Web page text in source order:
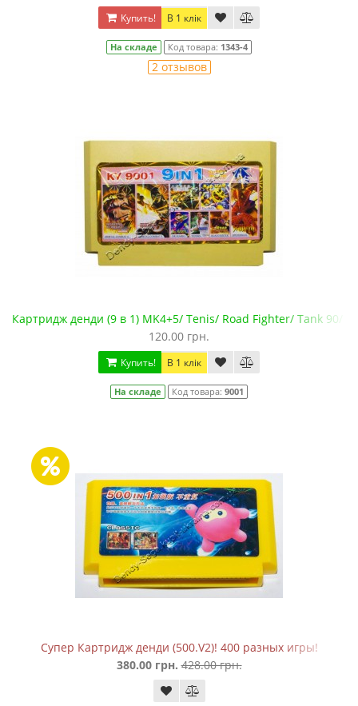
Купить! В 1 клік
На складе Код товара: 1343-4
2 отзывов
Картридж денди (9 в 1) MK4+5/ Tenis/ Road Fighter/ Tank 90/
120.00 грн.
Купить! В 1 клік
На складе Код товара: 9001
Супер Картридж денди (500.V2)! 400 разных игры!
380.00 грн. 428.00 грн.